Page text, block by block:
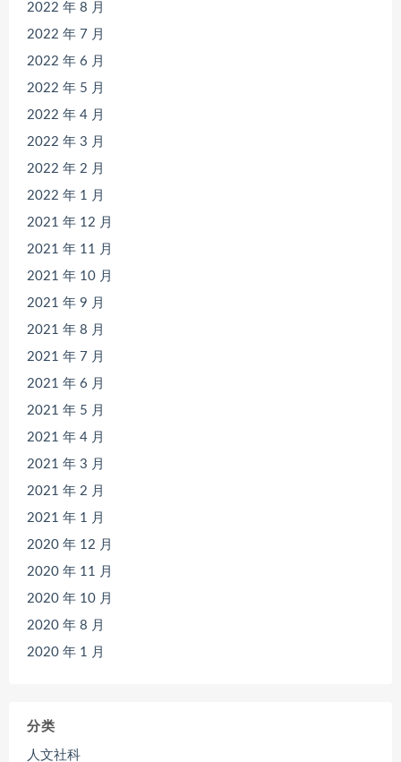
2022 年 8 月
2022 年 7 月
2022 年 6 月
2022 年 5 月
2022 年 4 月
2022 年 3 月
2022 年 2 月
2022 年 1 月
2021 年 12 月
2021 年 11 月
2021 年 10 月
2021 年 9 月
2021 年 8 月
2021 年 7 月
2021 年 6 月
2021 年 5 月
2021 年 4 月
2021 年 3 月
2021 年 2 月
2021 年 1 月
2020 年 12 月
2020 年 11 月
2020 年 10 月
2020 年 8 月
2020 年 1 月
分类
人文社科